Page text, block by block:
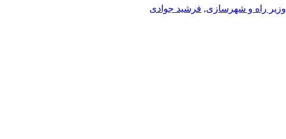
وزیر راه و شهرسازی, فرشید جوادی